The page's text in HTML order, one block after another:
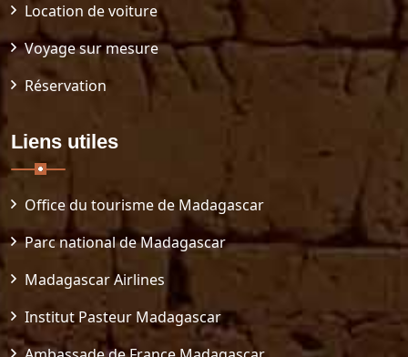
Location de voiture
Voyage sur mesure
Réservation
Liens utiles
Office du tourisme de Madagascar
Parc national de Madagascar
Madagascar Airlines
Institut Pasteur Madagascar